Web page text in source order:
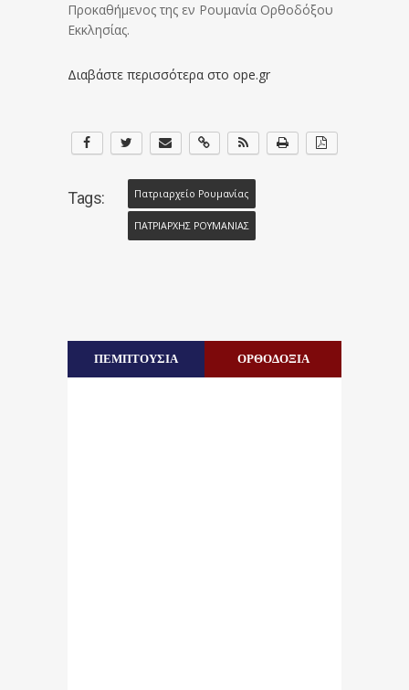
Προκαθήμενος της εν Ρουμανία Ορθοδόξου
Εκκλησίας.
Διαβάστε περισσότερα στο ope.gr
Tags: Πατριαρχείο Ρουμανίας
ΠΑΤΡΙΑΡΧΗΣ ΡΟΥΜΑΝΙΑΣ
ΠΕΜΠΤΟΥΣΙΑ ΟΡΘΟΔΟΞΙΑ